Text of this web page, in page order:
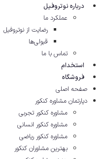
درباره نوتروفیل
عملکرد ما
رضایت از نوتروفیل
قبولی‌ها
تماس با ما
استخدام
فروشگاه
صفحه اصلی
دپارتمان مشاوره کنکور
مشاوره کنکور تجربی
مشاوره کنکور انسانی
مشاوره کنکور ریاضی
بهترین مشاوران کنکور